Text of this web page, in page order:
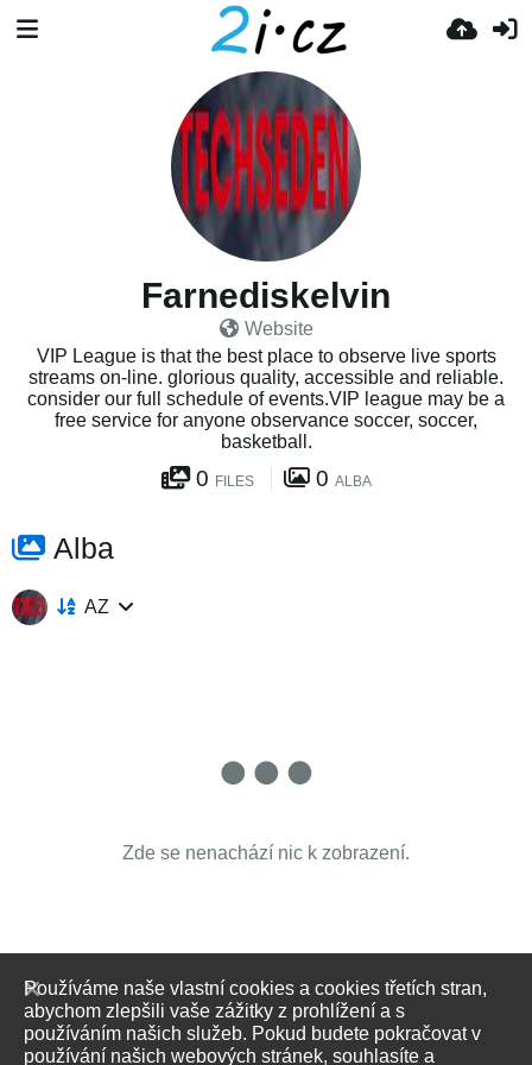
Farnediskelvin
Website
VIP League is that the best place to observe live sports
streams on-line. glorious quality, accessible and reliable.
consider our full schedule of events.VIP league may be a
free service for anyone observance soccer, soccer,
basketball.
0 FILES 0 ALBA
Alba
AZ
Zde se nenachází nic k zobrazení.
Používáme naše vlastní cookies a cookies třetích stran,
abychom zlepšili vaše zážitky z prohlížení a s
používáním našich služeb. Pokud budete pokračovat v
používání našich webových stránek, souhlasíte a